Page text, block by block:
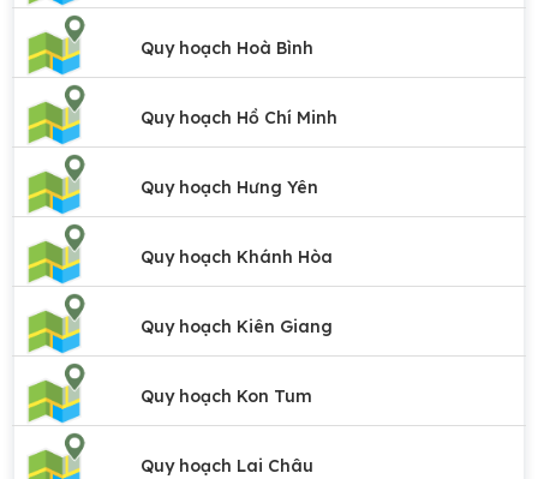
Quy hoạch Hoà Bình
Quy hoạch Hồ Chí Minh
Quy hoạch Hưng Yên
Quy hoạch Khánh Hòa
Quy hoạch Kiên Giang
Quy hoạch Kon Tum
Quy hoạch Lai Châu